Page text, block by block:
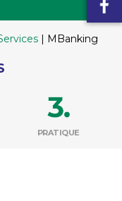
| MBanking
PRATIQUE